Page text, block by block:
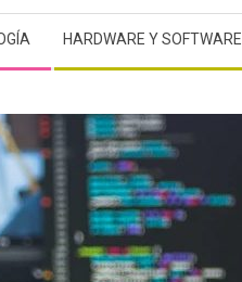
HARDWARE Y SOFTWARE